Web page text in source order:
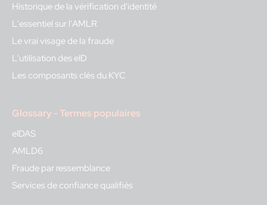
Historique de la vérification d'identité
L'essentiel sur l'AMLR
Le vrai visage de la fraude
L'utilisation des eID
Les composants clés du KYC
Glossary - Termes populaires
eIDAS
AMLD6
Fraude par ressemblance
Services de confiance qualifiés